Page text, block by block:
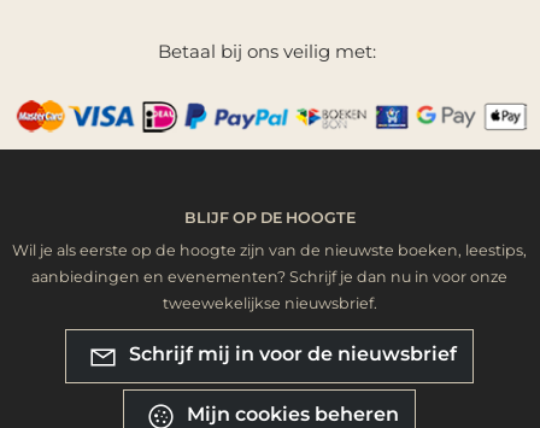
Betaal bij ons veilig met:
BLIJF OP DE HOOGTE
Wil je als eerste op de hoogte zijn van de nieuwste boeken, leestips,
aanbiedingen en evenementen? Schrijf je dan nu in voor onze
tweewekelijkse nieuwsbrief.
Schrijf mij in voor de nieuwsbrief
Mijn cookies beheren